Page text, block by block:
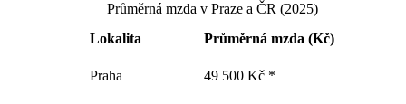
Průměrná mzda v Praze a ČR (2025)
Lokalita
Průměrná mzda (Kč)
Praha 49 500 Kč *